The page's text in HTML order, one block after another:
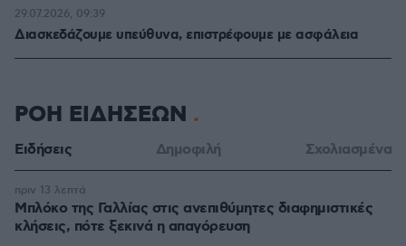
Διασκεδάζουμε υπεύθυνα, επιστρέφουμε με ασφάλεια
29.07.2026, 09:39
ΡΟΗ ΕΙΔΗΣΕΩΝ
Ειδήσεις Δημοφιλή Σχολιασμένα
Μπλόκο της Γαλλίας στις ανεπιθύμητες διαφημιστικές
κλήσεις, πότε ξεκινά η απαγόρευση
πριν 13 λεπτά